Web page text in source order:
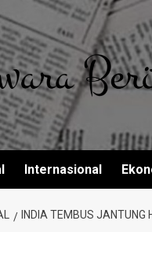
Internasional
INDIA TEMBUS